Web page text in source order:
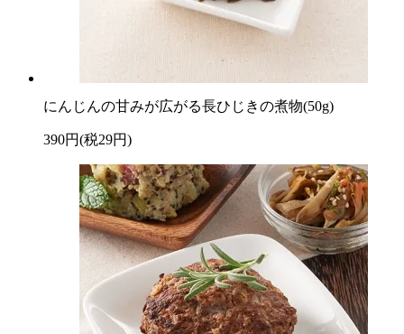
にんじんの甘みが広がる長ひじきの煮物(50g)
390円(税29円)